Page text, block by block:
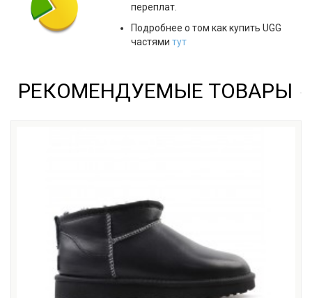
переплат.
Подробнее о том как купить UGG
частями тут
РЕКОМЕНДУЕМЫЕ ТОВАРЫ